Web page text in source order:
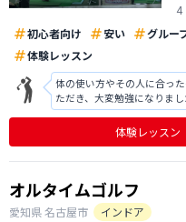
4
初心者向け
安い グルー
体験レッスン
体の使い方やその人に合っ
ただき、大変勉強になりま
かと驚きました。 ゴルフだ
です。 グラブの選び方など
スンを申し込みたいと思って
体験レッスン
オルタイムゴルフ
愛知県名古屋市
インドア